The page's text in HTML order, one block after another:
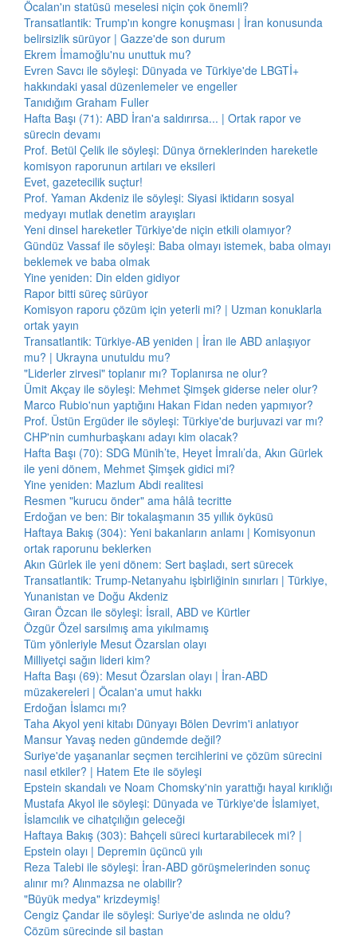
Öcalan'ın statüsü meselesi niçin çok önemli?
Transatlantik: Trump'ın kongre konuşması | İran konusunda
belirsizlik sürüyor | Gazze'de son durum
Ekrem İmamoğlu'nu unuttuk mu?
Evren Savcı ile söyleşi: Dünyada ve Türkiye'de LBGTİ+
hakkındaki yasal düzenlemeler ve engeller
Tanıdığım Graham Fuller
Hafta Başı (71): ABD İran'a saldırırsa... | Ortak rapor ve
sürecin devamı
Prof. Betül Çelik ile söyleşi: Dünya örneklerinden hareketle
komisyon raporunun artıları ve eksileri
Evet, gazetecilik suçtur!
Prof. Yaman Akdeniz ile söyleşi: Siyasi iktidarın sosyal
medyayı mutlak denetim arayışları
Yeni dinsel hareketler Türkiye'de niçin etkili olamıyor?
Gündüz Vassaf ile söyleşi: Baba olmayı istemek, baba olmayı
beklemek ve baba olmak
Yine yeniden: Din elden gidiyor
Rapor bitti süreç sürüyor
Komisyon raporu çözüm için yeterli mi? | Uzman konuklarla
ortak yayın
Transatlantik: Türkiye-AB yeniden | İran ile ABD anlaşıyor
mu? | Ukrayna unutuldu mu?
"Liderler zirvesi" toplanır mı? Toplanırsa ne olur?
Ümit Akçay ile söyleşi: Mehmet Şimşek giderse neler olur?
Marco Rubio'nun yaptığını Hakan Fidan neden yapmıyor?
Prof. Üstün Ergüder ile söyleşi: Türkiye'de burjuvazi var mı?
CHP'nin cumhurbaşkanı adayı kim olacak?
Hafta Başı (70): SDG Münih’te, Heyet İmralı’da, Akın Gürlek
ile yeni dönem, Mehmet Şimşek gidici mi?
Yine yeniden: Mazlum Abdi realitesi
Resmen "kurucu önder" ama hâlâ tecritte
Erdoğan ve ben: Bir tokalaşmanın 35 yıllık öyküsü
Haftaya Bakış (304): Yeni bakanların anlamı | Komisyonun
ortak raporunu beklerken
Akın Gürlek ile yeni dönem: Sert başladı, sert sürecek
Transatlantik: Trump-Netanyahu işbirliğinin sınırları | Türkiye,
Yunanistan ve Doğu Akdeniz
Gıran Özcan ile söyleşi: İsrail, ABD ve Kürtler
Özgür Özel sarsılmış ama yıkılmamış
Tüm yönleriyle Mesut Özarslan olayı
Milliyetçi sağın lideri kim?
Hafta Başı (69): Mesut Özarslan olayı | İran-ABD
müzakereleri | Öcalan'a umut hakkı
Erdoğan İslamcı mı?
Taha Akyol yeni kitabı Dünyayı Bölen Devrim'i anlatıyor
Mansur Yavaş neden gündemde değil?
Suriye'de yaşananlar seçmen tercihlerini ve çözüm sürecini
nasıl etkiler? | Hatem Ete ile söyleşi
Epstein skandalı ve Noam Chomsky'nin yarattığı hayal kırıklığı
Mustafa Akyol ile söyleşi: Dünyada ve Türkiye'de İslamiyet,
İslamcılık ve cihatçılığın geleceği
Haftaya Bakış (303): Bahçeli süreci kurtarabilecek mi? |
Epstein olayı | Depremin üçüncü yılı
Reza Talebi ile söyleşi: İran-ABD görüşmelerinden sonuç
alınır mı? Alınmazsa ne olabilir?
"Büyük medya" krizdeymiş!
Cengiz Çandar ile söyleşi: Suriye'de aslında ne oldu?
Çözüm sürecinde sil baştan